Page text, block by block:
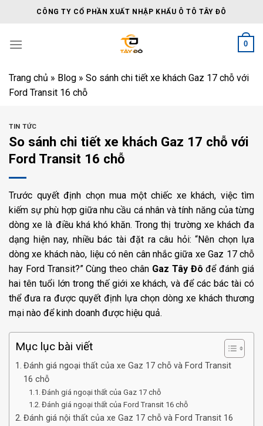
CÔNG TY CỔ PHẦN XUẤT NHẬP KHẨU Ô TÔ TÂY ĐÔ
0
Trang chủ » Blog » So sánh chi tiết xe khách Gaz 17 chỗ với
Ford Transit 16 chỗ
TIN TỨC
So sánh chi tiết xe khách Gaz 17 chỗ với
Ford Transit 16 chỗ
Trước quyết định chọn mua một chiếc xe khách, việc tìm
kiếm sự phù hợp giữa nhu cầu cá nhân và tính năng của từng
dòng xe là điều khá khó khăn. Trong thị trường xe khách đa
dạng hiện nay, nhiều bác tài đặt ra câu hỏi: “Nên chọn lựa
dòng xe khách nào, liệu có nên cân nhắc giữa xe Gaz 17 chỗ
hay Ford Transit?” Cùng theo chân Gaz Tây Đô để đánh giá
hai tên tuổi lớn trong thế giới xe khách, và để các bác tài có
thể đưa ra được quyết định lựa chọn dòng xe khách thương
mại nào để kinh doanh được hiệu quả.
Mục lục bài viết
Đánh giá ngoại thất của xe Gaz 17 chỗ và Ford Transit
16 chỗ
Đánh giá ngoại thất của Gaz 17 chỗ
Đánh giá ngoại thất của Ford Transit 16 chỗ
Đánh giá nội thất của xe Gaz 17 chỗ và Ford Transit 16